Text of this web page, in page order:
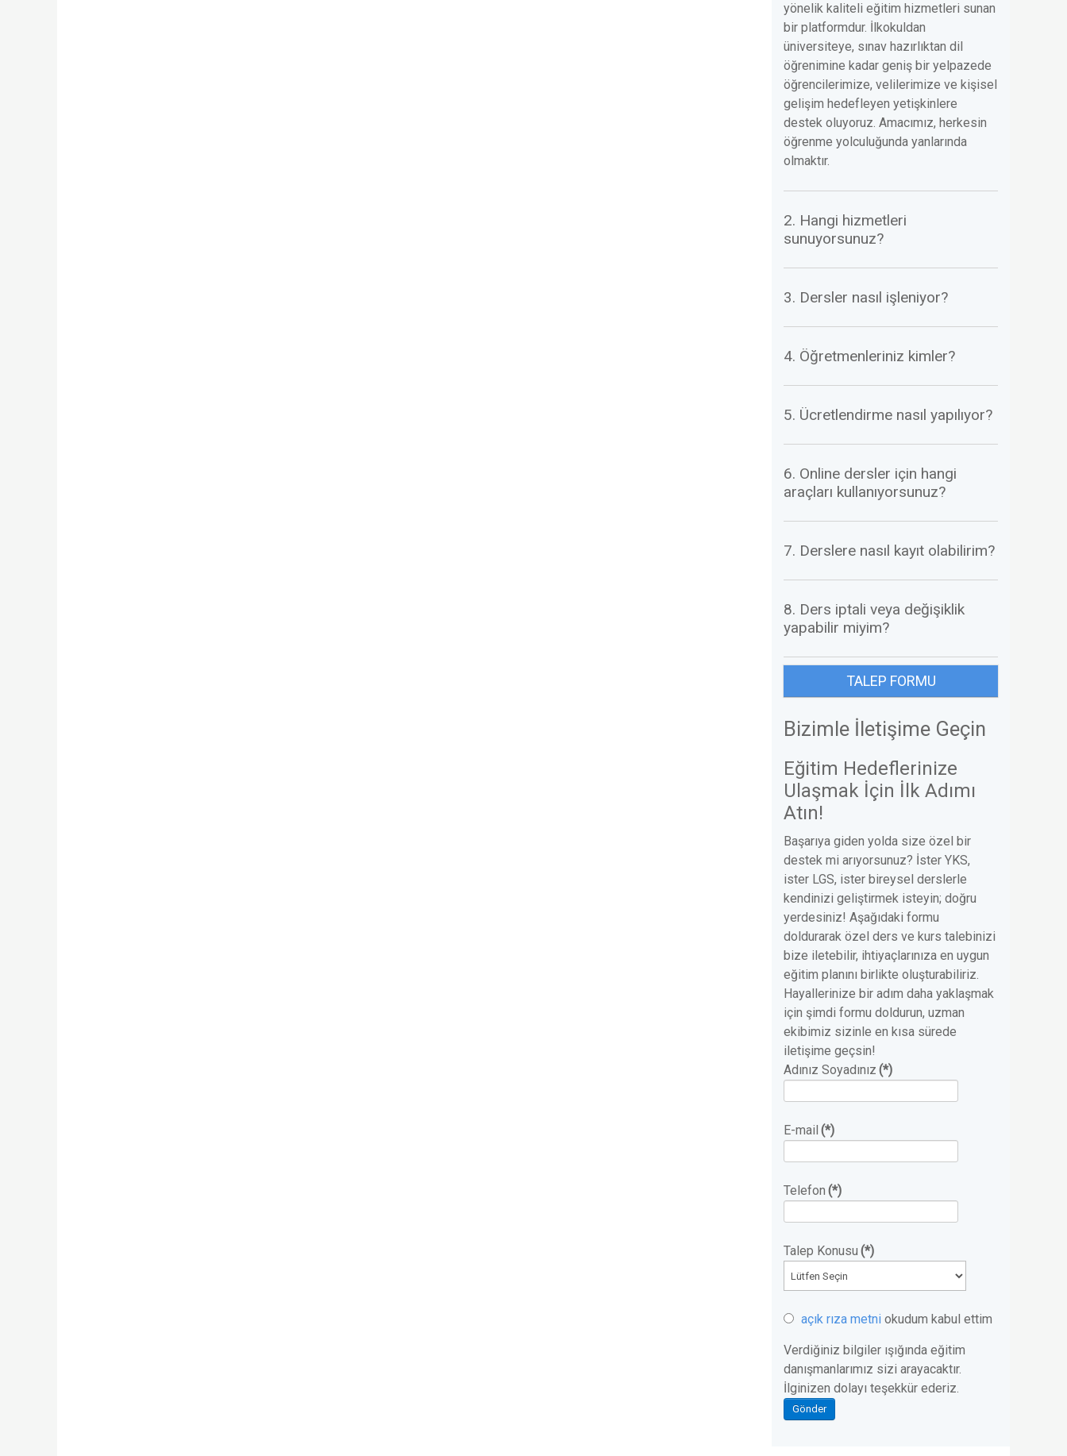
yönelik kaliteli eğitim hizmetleri sunan
bir platformdur. İlkokuldan
üniversiteye, sınav hazırlıktan dil
öğrenimine kadar geniş bir yelpazede
öğrencilerimize, velilerimize ve kişisel
gelişim hedefleyen yetişkinlere
destek oluyoruz. Amacımız, herkesin
öğrenme yolculuğunda yanlarında
olmaktır.
2. Hangi hizmetleri
sunuyorsunuz?
3. Dersler nasıl işleniyor?
4. Öğretmenleriniz kimler?
5. Ücretlendirme nasıl yapılıyor?
6. Online dersler için hangi
araçları kullanıyorsunuz?
7. Derslere nasıl kayıt olabilirim?
8. Ders iptali veya değişiklik
yapabilir miyim?
TALEP FORMU
Bizimle İletişime Geçin
Eğitim Hedeflerinize
Ulaşmak İçin İlk Adımı
Atın!
Başarıya giden yolda size özel bir
destek mi arıyorsunuz? İster YKS,
ister LGS, ister bireysel derslerle
kendinizi geliştirmek isteyin; doğru
yerdesiniz! Aşağıdaki formu
doldurarak özel ders ve kurs talebinizi
bize iletebilir, ihtiyaçlarınıza en uygun
eğitim planını birlikte oluşturabiliriz.
Hayallerinize bir adım daha yaklaşmak
için şimdi formu doldurun, uzman
ekibimiz sizinle en kısa sürede
iletişime geçsin!
Adınız Soyadınız (*)
E-mail (*)
Telefon (*)
Talep Konusu (*)
açık rıza metni okudum kabul ettim
Verdiğiniz bilgiler ışığında eğitim
danışmanlarımız sizi arayacaktır.
İlginizen dolayı teşekkür ederiz.
Gönder